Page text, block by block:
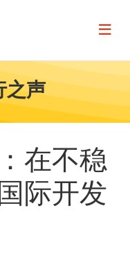
Page
之声
在不稳
际开发